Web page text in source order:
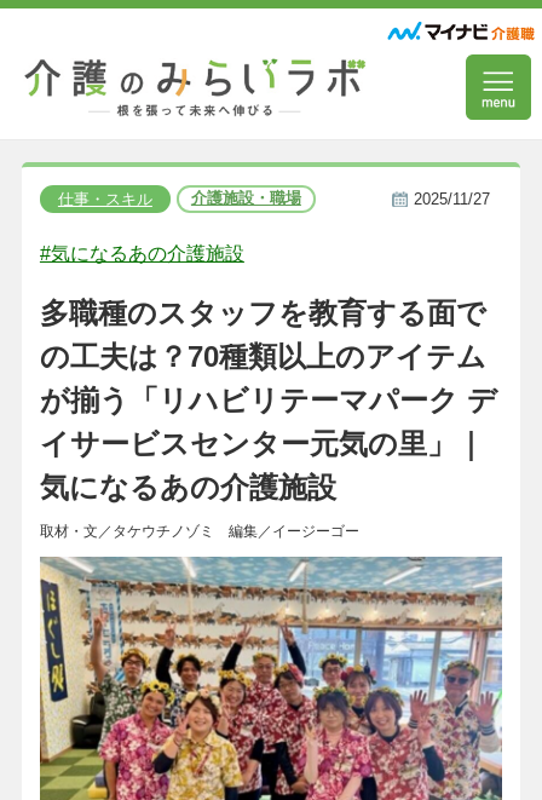
仕事・スキル 介護施設・職場 2025/11/27
#気になるあの介護施設
多職種のスタッフを教育する面で
の工夫は？70種類以上のアイテム
が揃う「リハビリテーマパーク デ
イサービスセンター元気の里」｜
気になるあの介護施設
取材・文／タケウチノゾミ 編集／イージーゴー